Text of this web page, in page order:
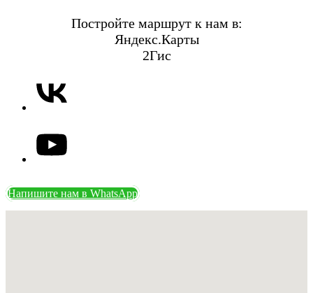
Постройте маршрут к нам в:
Яндекс.Карты
2Гис
Напишите нам в WhatsApp